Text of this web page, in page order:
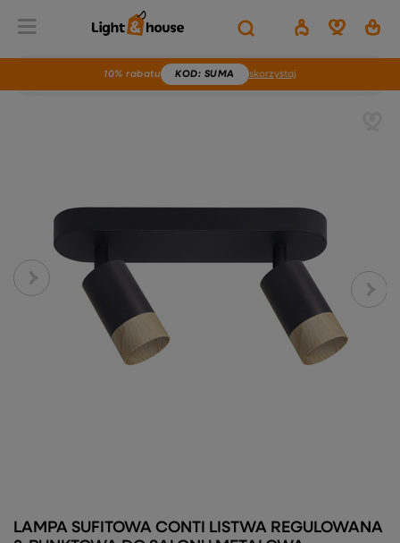
10% rabatu KOD: SUMA skorzystaj
LAMPA SUFITOWA CONTI LISTWA REGULOWANA